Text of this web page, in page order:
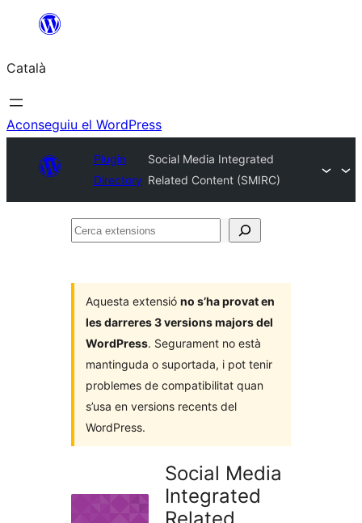
contingut
Català
Aconseguiu el WordPress
Plugin
Directory
Social Media Integrated
Related Content (SMIRC)
Cerca
Aquesta extensió no s’ha provat en
les darreres 3 versions majors del
WordPress. Segurament no està
mantinguda o suportada, i pot tenir
problemes de compatibilitat quan
s’usa en versions recents del
WordPress.
Social Media
Integrated